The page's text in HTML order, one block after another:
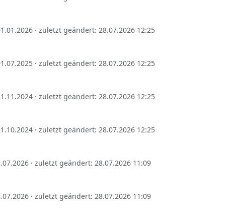
· zuletzt geändert: 28.07.2026 12:25
· zuletzt geändert: 28.07.2026 12:25
· zuletzt geändert: 28.07.2026 12:25
· zuletzt geändert: 28.07.2026 12:25
· zuletzt geändert: 28.07.2026 11:09
· zuletzt geändert: 28.07.2026 11:09